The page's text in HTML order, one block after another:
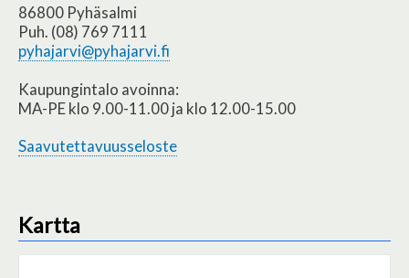
86800 Pyhäsalmi
Puh. (08) 769 7111
pyhajarvi@pyhajarvi.fi
Kaupungintalo avoinna:
MA-PE klo 9.00-11.00 ja klo 12.00-15.00
Saavutettavuusseloste
Kartta